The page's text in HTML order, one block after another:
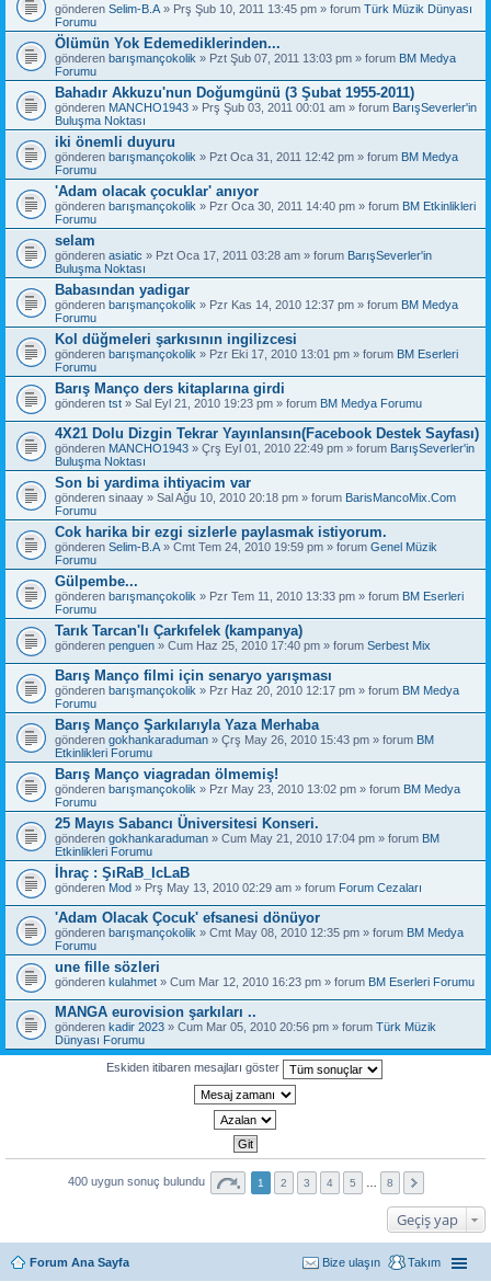
gönderen Selim-B.A » Prş Şub 10, 2011 13:45 pm » forum Türk Müzik Dünyası
Forumu
Ölümün Yok Edemediklerinden...
gönderen barışmançokolik » Pzt Şub 07, 2011 13:03 pm » forum BM Medya
Forumu
Bahadır Akkuzu'nun Doğumgünü (3 Şubat 1955-2011)
gönderen MANCHO1943 » Prş Şub 03, 2011 00:01 am » forum BarışSeverler'in
Buluşma Noktası
iki önemli duyuru
gönderen barışmançokolik » Pzt Oca 31, 2011 12:42 pm » forum BM Medya
Forumu
'Adam olacak çocuklar' anıyor
gönderen barışmançokolik » Pzr Oca 30, 2011 14:40 pm » forum BM Etkinlikleri
Forumu
selam
gönderen asiatic » Pzt Oca 17, 2011 03:28 am » forum BarışSeverler'in
Buluşma Noktası
Babasından yadigar
gönderen barışmançokolik » Pzr Kas 14, 2010 12:37 pm » forum BM Medya
Forumu
Kol düğmeleri şarkısının ingilizcesi
gönderen barışmançokolik » Pzr Eki 17, 2010 13:01 pm » forum BM Eserleri
Forumu
Barış Manço ders kitaplarına girdi
gönderen tst » Sal Eyl 21, 2010 19:23 pm » forum BM Medya Forumu
4X21 Dolu Dizgin Tekrar Yayınlansın(Facebook Destek Sayfası)
gönderen MANCHO1943 » Çrş Eyl 01, 2010 22:49 pm » forum BarışSeverler'in
Buluşma Noktası
Son bi yardima ihtiyacim var
gönderen sinaay » Sal Ağu 10, 2010 20:18 pm » forum BarisMancoMix.Com
Forumu
Cok harika bir ezgi sizlerle paylasmak istiyorum.
gönderen Selim-B.A » Cmt Tem 24, 2010 19:59 pm » forum Genel Müzik
Forumu
Gülpembe...
gönderen barışmançokolik » Pzr Tem 11, 2010 13:33 pm » forum BM Eserleri
Forumu
Tarık Tarcan'lı Çarkıfelek (kampanya)
gönderen penguen » Cum Haz 25, 2010 17:40 pm » forum Serbest Mix
Barış Manço filmi için senaryo yarışması
gönderen barışmançokolik » Pzr Haz 20, 2010 12:17 pm » forum BM Medya
Forumu
Barış Manço Şarkılarıyla Yaza Merhaba
gönderen gokhankaraduman » Çrş May 26, 2010 15:43 pm » forum BM
Etkinlikleri Forumu
Barış Manço viagradan ölmemiş!
gönderen barışmançokolik » Pzr May 23, 2010 13:02 pm » forum BM Medya
Forumu
25 Mayıs Sabancı Üniversitesi Konseri.
gönderen gokhankaraduman » Cum May 21, 2010 17:04 pm » forum BM
Etkinlikleri Forumu
İhraç : ŞıRaB_IcLaB
gönderen Mod » Prş May 13, 2010 02:29 am » forum Forum Cezaları
'Adam Olacak Çocuk' efsanesi dönüyor
gönderen barışmançokolik » Cmt May 08, 2010 12:35 pm » forum BM Medya
Forumu
une fille sözleri
gönderen kulahmet » Cum Mar 12, 2010 16:23 pm » forum BM Eserleri Forumu
MANGA eurovision şarkıları ..
gönderen kadir 2023 » Cum Mar 05, 2010 20:56 pm » forum Türk Müzik
Dünyası Forumu
Eskiden itibaren mesajları göster
400 uygun sonuç bulundu 1 2 3 4 5 8
Geçiş yap
Forum Ana Sayfa Takım
Bize ulaşın